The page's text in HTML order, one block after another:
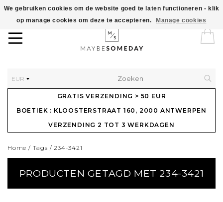
EUR
GRATIS VERZENDING > 50 EUR
BOETIEK : KLOOSTERSTRAAT 160, 2000 ANTWERPEN
VERZENDING 2 TOT 3 WERKDAGEN
Home / Tags /234-3421
PRODUCTEN GETAGD MET 234-3421
We gebruiken cookies om de website goed te laten functioneren - klik
op manage cookies om deze te accepteren.
Manage cookies